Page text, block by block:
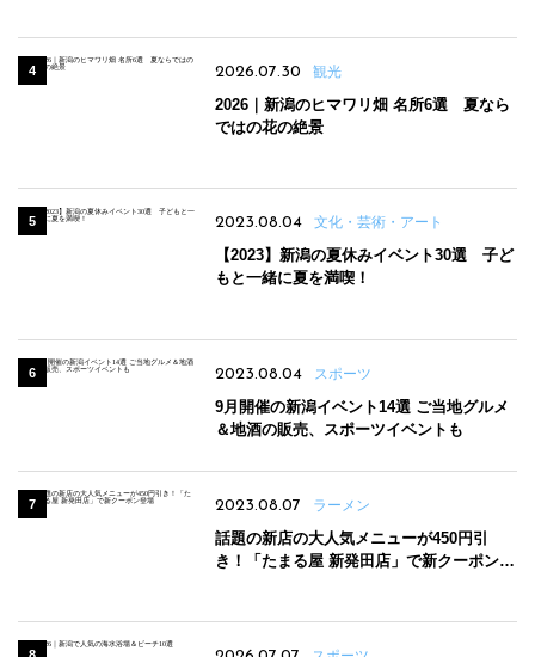
2026.07.30 観光
2026｜新潟のヒマワリ畑 名所6選 夏なら
ではの花の絶景
2023.08.04 文化・芸術・アート
【2023】新潟の夏休みイベント30選 子ど
もと一緒に夏を満喫！
2023.08.04 スポーツ
9月開催の新潟イベント14選 ご当地グルメ
＆地酒の販売、スポーツイベントも
2023.08.07 ラーメン
話題の新店の大人気メニューが450円引
き！「たまる屋 新発田店」で新クーポン登